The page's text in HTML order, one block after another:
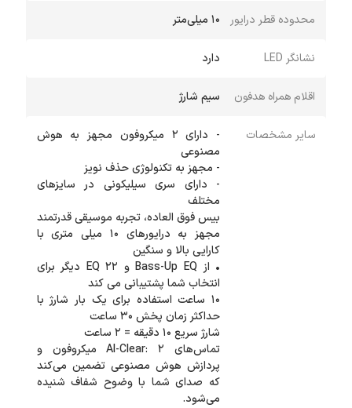
محدوده قطر درایور 10 میلی‌متر
نشانگر LED دارد
اقلام همراه هدفون سیم شارژ
سایر مشخصات
- دارای 2 میکروفون مجهز به هوش
مصنوعی
- دارای سری سیلیکونی در سایزهای
مختلف
بیس فوق العاده، تجربه موسیقی قدرتمند
مجهز به درایورهای 10 میلی متری با
کارایی بالا و سنگین
• از Bass-Up EQ و 22 EQ دیگر برای
انتخاب شما پشتیبانی می کند
10 ساعت استفاده برای یک بار شارژ با
حداکثر زمان پخش 30 ساعت
شارژ سریع 10 دقیقه = 2 ساعت
تماس‌های AI-Clear: 2 میکروفون و
پردازش هوش مصنوعی تضمین می‌کند
که صدای شما با وضوح شفاف شنیده
می‌شود.